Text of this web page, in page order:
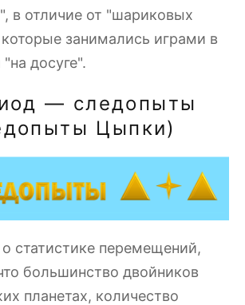
в отличие от "шариковых
занимались играми в
досуге".
— следопыты
Цыпки)
статистике перемещений,
большинство двойников
планетах, количество